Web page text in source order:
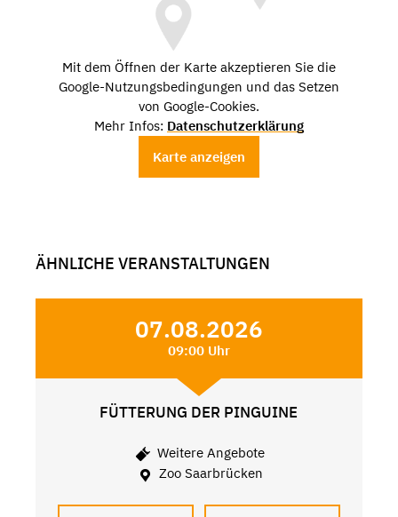
Mit dem Öffnen der Karte akzeptieren Sie die
Google-Nutzungsbedingungen und das Setzen
von Google-Cookies.
Mehr Infos: Datenschutzerklärung
Karte anzeigen
ÄHNLICHE VERANSTALTUNGEN
07.08.2026
09:00 Uhr
FÜTTERUNG DER PINGUINE
Weitere Angebote
Zoo Saarbrücken